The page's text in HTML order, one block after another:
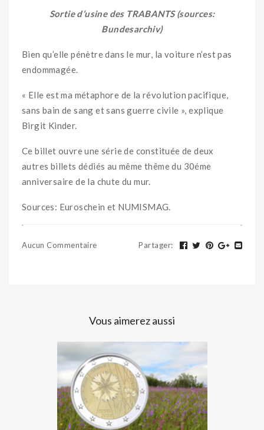
Sortie d’usine des TRABANTS (sources:
Bundesarchiv)
Bien qu’elle pénètre dans le mur, la voiture n’est pas
endommagée.
« Elle est ma métaphore de la révolution pacifique,
sans bain de sang et sans guerre civile », explique
Birgit Kinder.
Ce billet ouvre une série de constituée de deux
autres billets dédiés au même thême du 30éme
anniversaire de la chute du mur.
Sources: Euroschein et NUMISMAG.
Aucun Commentaire Partager:
Vous aimerez aussi